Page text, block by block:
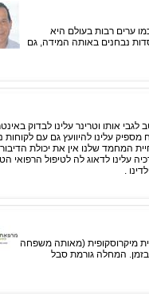
ערים רבות בעולם היא
נבחנים באותה המידה, גם
אותו וטרינר עלינו לבדוק
עלינו להיוועץ גם עם לקוחות
המחמד שלנו אין את יכולת הדיבור
עלינו לדאוג לה לטיפול הרפואי
.
מיקרוסקופית (מאותה משפחה
המחלה גורמת סבל